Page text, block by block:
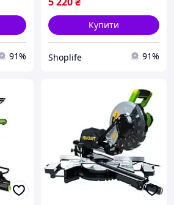
91%
дому та саду
Купити
Shoplife 91%